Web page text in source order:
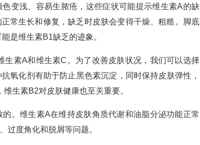
变浅、容易生脓疮，这些症状可能提示维生素A的缺
常生长和修复，缺乏时皮肤会变得干燥、粗糙。脚底
是维生素B1缺乏的迹象。
素A和维生素C。为了改善皮肤状况，我们可以选择
氧化剂有助于防止黑色素沉淀，同时保持皮肤弹性，
生素B2对皮肤健康也至关重要。
。维生素A在维持皮肤角质代谢和油脂分泌功能正常
过度角化和脱屑等问题。